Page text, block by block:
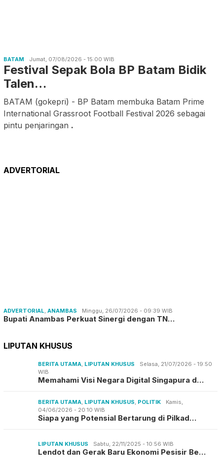
BATAM Jumat, 07/08/2026 - 15:00 WIB
Festival Sepak Bola BP Batam Bidik
Talen…
BATAM (gokepri) - BP Batam membuka Batam Prime
International Grassroot Football Festival 2026 sebagai
pintu penjaringan .
ADVERTORIAL
ADVERTORIAL, ANAMBAS Minggu, 26/07/2026 - 09:39 WIB
Bupati Anambas Perkuat Sinergi dengan TN…
LIPUTAN KHUSUS
BERITA UTAMA, LIPUTAN KHUSUS
Selasa, 21/07/2026 - 19:50
WIB
Memahami Visi Negara Digital Singapura d…
BERITA UTAMA, LIPUTAN KHUSUS, POLITIK
Kamis,
04/06/2026 - 20:10 WIB
Siapa yang Potensial Bertarung di Pilkad…
LIPUTAN KHUSUS Sabtu, 22/11/2025 - 10:56 WIB
Lendot dan Gerak Baru Ekonomi Pesisir Be…